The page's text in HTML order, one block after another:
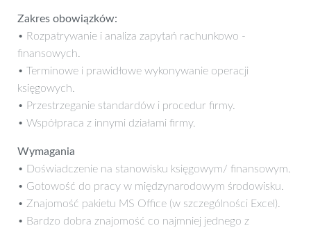
Zakres obowiązków:
• Rozpatrywanie i analiza zapytań rachunkowo -
finansowych.
• Terminowe i prawidłowe wykonywanie operacji
księgowych.
• Przestrzeganie standardów i procedur firmy.
• Współpraca z innymi działami firmy.
Wymagania
• Doświadczenie na stanowisku księgowym/ finansowym.
• Gotowość do pracy w międzynarodowym środowisku.
• Znajomość pakietu MS Office (w szczególności Excel).
• Bardzo dobra znajomość co najmniej jednego z